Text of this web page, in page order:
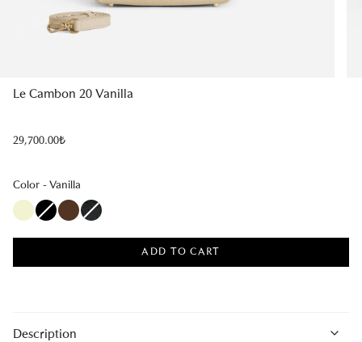
Le Cambon 20 Vanilla
Regular
29,700.00₺
Color - Vanilla
ADD TO CART
Description